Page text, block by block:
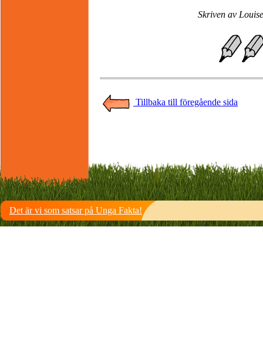
Skriven av
Tillbaka till föregående sida
Det är vi som satsar på Unga Fakta!